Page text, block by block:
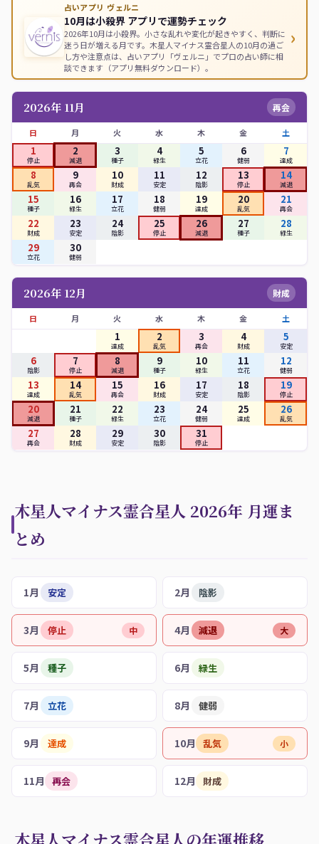
占いアプリ ヴェルニ
10月は小殺界 アプリで運勢チェック
2026年10月は小殺界。小さな乱れや変化が起きやすく、判断に
迷う日が増える月です。木星人マイナス霊合星人の10月の過ご
し方や注意点は、占いアプリ「ヴェルニ」でプロの占い師に相
談できます（アプリ無料ダウンロード）。
›
2026年 11月 再会
日 月 火 水 木 金 土
1
停止
2
減退
3
種子
4
緑生
5
立花
6
健弱
7
達成
8
乱気
9
再会
10
財成
11
安定
12
陰影
13
停止
14
減退
15
種子
16
緑生
17
立花
18
健弱
19
達成
20
乱気
21
再会
22
財成
23
安定
24
陰影
25
停止
26
減退
27
種子
28
緑生
29
立花
30
健弱
2026年 12月 財成
日 月 火 水 木 金 土
1
達成
2
乱気
3
再会
4
財成
5
安定
6
陰影
7
停止
8
減退
9
種子
10
緑生
11
立花
12
健弱
13
達成
14
乱気
15
再会
16
財成
17
安定
18
陰影
19
停止
20
減退
21
種子
22
緑生
23
立花
24
健弱
25
達成
26
乱気
27
再会
28
財成
29
安定
30
陰影
31
停止
木星人マイナス霊合星人 2026年 月運ま
とめ
1月 安定 2月 陰影
3月 停止 中 4月 減退 大
5月 種子 6月 緑生
7月 立花 8月 健弱
9月 達成 10月 乱気 小
11月 再会 12月 財成
木星人マイナス霊合星人の年運推移